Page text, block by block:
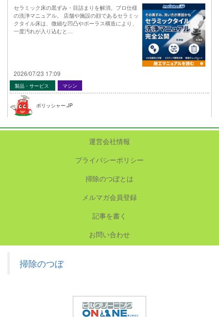
セラミック床の黒ずみ・目詰まりを解消。プロ仕様
の洗浄マニュアル。 店舗や施設の顔であるセラミッ
クタイル床は、微細な凹凸やポーラス構造により、
一度汚れが入り込むと…
2026/07/23 17:09
製品・サービス マシン
ポリッシャー.JP
運営会社情報
プライバシーポリシー
掃除のつぼとは
メルマガ会員登録
記事を書く
お問い合わせ
掃除のつぼ